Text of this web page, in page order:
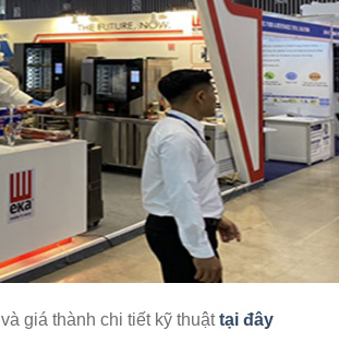
và giá thành chi tiết kỹ thuậttại đây